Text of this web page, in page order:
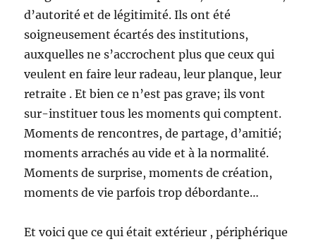
d’autorité et de légitimité. Ils ont été
soigneusement écartés des institutions,
auxquelles ne s’accrochent plus que ceux qui
veulent en faire leur radeau, leur planque, leur
retraite . Et bien ce n’est pas grave; ils vont
sur-instituer tous les moments qui comptent.
Moments de rencontres, de partage, d’amitié;
moments arrachés au vide et à la normalité.
Moments de surprise, moments de création,
moments de vie parfois trop débordante…
Et voici que ce qui était extérieur , périphérique